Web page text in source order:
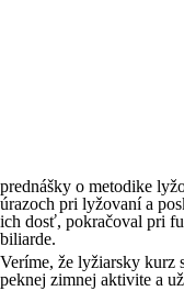
prednášky o metodike
úrazoch pri lyžovaní a
ich dosť, pokračoval pri
biliarde.
Veríme, že lyžiarsky kurz
peknej zimnej aktivite a